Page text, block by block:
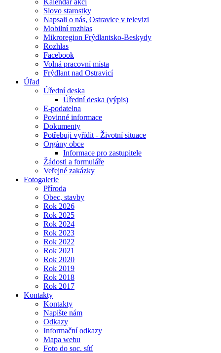
Kalendář akcí
Slovo starostky
Napsali o nás, Ostravice v televizi
Mobilní rozhlas
Mikroregion Frýdlantsko-Beskydy
Rozhlas
Facebook
Volná pracovní místa
Frýdlant nad Ostravicí
Úřad
Úřední deska
Úřední deska (výpis)
E-podatelna
Povinné informace
Dokumenty
Potřebuji vyřídit - Životní situace
Orgány obce
Informace pro zastupitele
Žádosti a formuláře
Veřejné zakázky
Fotogalerie
Příroda
Obec, stavby
Rok 2026
Rok 2025
Rok 2024
Rok 2023
Rok 2022
Rok 2021
Rok 2020
Rok 2019
Rok 2018
Rok 2017
Kontakty
Kontakty
Napište nám
Odkazy
Informační odkazy
Mapa webu
Foto do soc. sítí